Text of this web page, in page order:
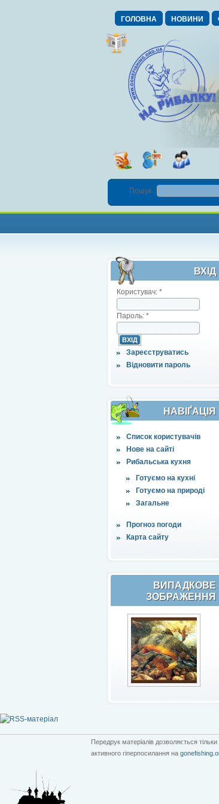
ГОЛОВНА НОВИНИ
Пошук :
ВХІД
Користувач: *
Пароль: *
Зареєструватись
Відновити пароль
НАВІҐАЦІЯ
Список користувачів
Нове на сайті
Рибальська кухня
Готуємо на кухні
Готуємо на природі
Загальне
Прогноз погоди
Карта сайту
ВИПАДКОВЕ
ЗОБРАЖЕННЯ
Передрук матеріалів дозволяється тільки
активного гіперпосилання на